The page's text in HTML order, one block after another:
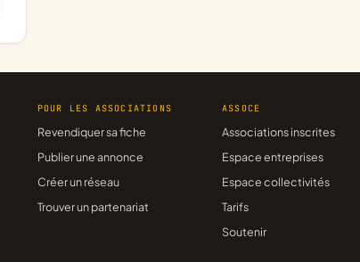
POUR LES ASSOCIATIONS
Revendiquer sa fiche
Publier une annonce
Créer un réseau
Trouver un partenariat
ASSOCE
Associations inscrites
Espace entreprises
Espace collectivités
Tarifs
Soutenir